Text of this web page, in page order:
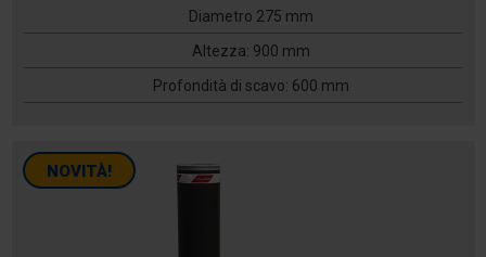
Diametro 275 mm
Altezza: 900 mm
Profondità di scavo: 600 mm
NOVITÀ!